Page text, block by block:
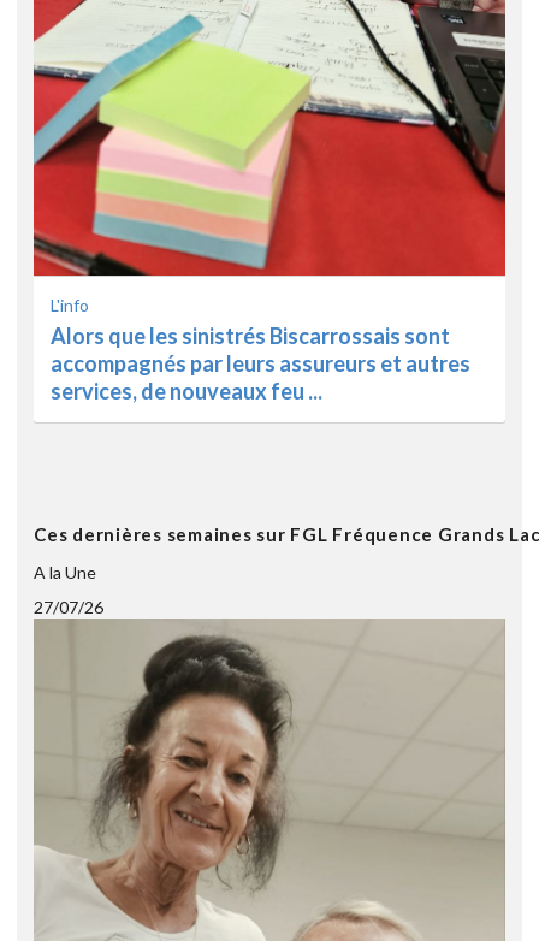
L'info
Alors que les sinistrés Biscarrossais sont
accompagnés par leurs assureurs et autres
services, de nouveaux feu ...
Ces dernières semaines sur FGL Fréquence Grands
A la Une
27/07/26